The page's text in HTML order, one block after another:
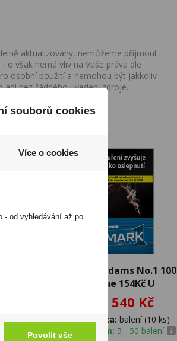
aktualizovány, nemůžeme přijmout
však nemá vliv na Vaše práva dle
osobní použití a nemohou být jakkoliv
bez řádného uvedení zdroje.
než 500
Mark Adams No.1 100
Blue 154Kč U
1 540 Kč
Cena za: balení (10 ks)
Skladem: 5 - 50 balení
souborů cookies
Více o cookies
- od vyhledávání až po
Povolit vše